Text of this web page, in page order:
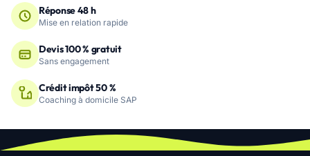
Réponse 48 h
Mise en relation rapide
Devis 100 % gratuit
Sans engagement
Crédit impôt 50 %
Coaching à domicile SAP